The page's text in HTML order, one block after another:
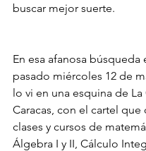
buscar mejor suerte.
En esa afanosa búsqueda
pasado miércoles 12 de
lo vi en una esquina de La
Caracas, con el cartel que
clases y cursos de
Álgebra I y II, Cálculo